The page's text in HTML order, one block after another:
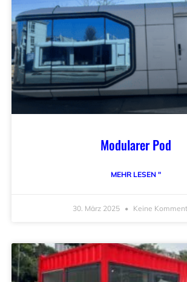
Modularer Pod
MEHR LESEN "
30. März 2025 Keine